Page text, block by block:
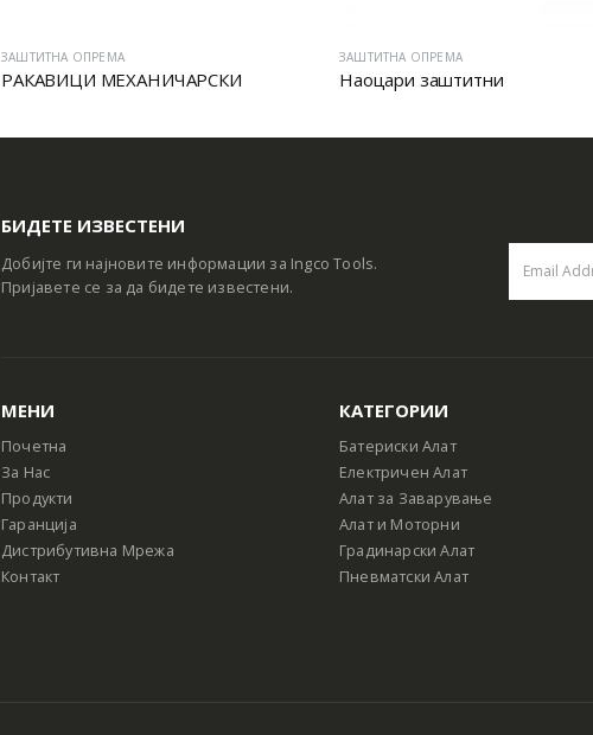
ЗАШТИТНА ОПРЕМА
РАКАВИЦИ МЕХАНИЧАРСКИ
ЗАШТИТНА ОПРЕМА
Наоцари заштитни
БИДЕТЕ ИЗВЕСТЕНИ
Добијте ги најновите информации за Ingco Tools.
Пријавете се за да бидете известени.
МЕНИ
Почетна
За Нас
Продукти
Гаранција
Дистрибутивна Мрежа
Контакт
КАТЕГОРИИ
Батериски Алат
Електричен Алат
Алат за Заварување
Алат и Моторни
Градинарски Алат
Пневматски Алат